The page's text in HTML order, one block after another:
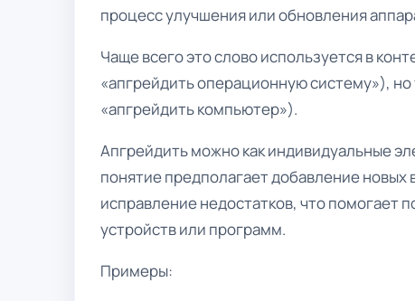
процесс улучшения или обновления
Чаще всего это слово используется в
«апгрейдить операционную систему»),
«апгрейдить компьютер»).
Апгрейдить можно как индивидуальные
понятие предполагает добавление
исправление недостатков, что помогает
устройств или программ.
Примеры: